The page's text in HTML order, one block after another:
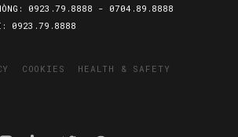
0923.79.8888 - 0704.89.8888
0923.79.8888
COOKIES HEALTH & SAFETY